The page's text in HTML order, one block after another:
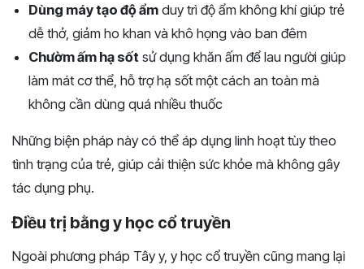
Dùng máy tạo độ ẩm duy trì độ ẩm không khí giúp trẻ
dễ thở, giảm ho khan và khô họng vào ban đêm
Chườm ấm hạ sốt sử dụng khăn ấm để lau người giúp
làm mát cơ thể, hỗ trợ hạ sốt một cách an toàn mà
không cần dùng quá nhiều thuốc
Những biện pháp này có thể áp dụng linh hoạt tùy theo
tình trạng của trẻ, giúp cải thiện sức khỏe mà không gây
tác dụng phụ.
Điều trị bằng y học cổ truyền
Ngoài phương pháp Tây y, y học cổ truyền cũng mang lại